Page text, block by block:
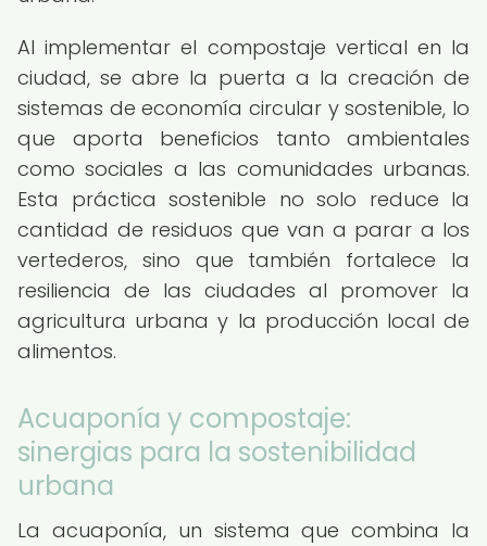
Al implementar el compostaje vertical en la
ciudad, se abre la puerta a la creación de
sistemas de economía circular y sostenible, lo
que aporta beneficios tanto ambientales
como sociales a las comunidades urbanas.
Esta práctica sostenible no solo reduce la
cantidad de residuos que van a parar a los
vertederos, sino que también fortalece la
resiliencia de las ciudades al promover la
agricultura urbana y la producción local de
alimentos.
Acuaponía y compostaje:
sinergias para la sostenibilidad
urbana
La acuaponía, un sistema que combina la